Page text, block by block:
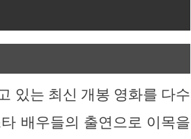
있는 최신 개봉 영화를 다수
배우들의 출연으로 이목을